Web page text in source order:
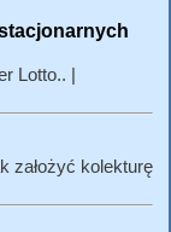
Lotto.. |
założyć kolekturę